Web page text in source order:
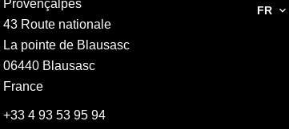
Provençalpes
43 Route nationale
La pointe de Blausasc
06440 Blausasc
France
+33 4 93 53 95 94
FR